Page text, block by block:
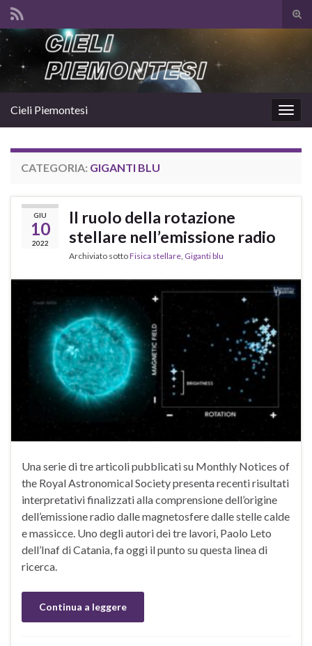
il
Search for:
la
Cieli Piemontesi
CATEGORIA: GIGANTI BLU
GIU
10
2022
Il ruolo della rotazione
stellare nell’emissione radio
Archiviato sottoFisica stellare, Giganti blu
Una serie di tre articoli pubblicati su Monthly Notices of
the Royal Astronomical Society presenta recenti risultati
interpretativi finalizzati alla comprensione dell’origine
dell’emissione radio dalle magnetosfere dalle stelle calde
e massicce. Uno degli autori dei tre lavori, Paolo Leto
dell’Inaf di Catania, fa oggi il punto su questa linea di
ricerca.
Continua a leggere